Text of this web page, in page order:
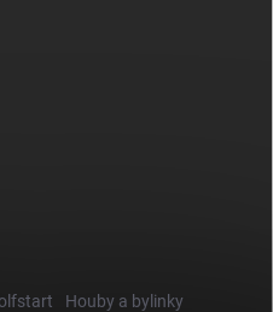
Houby a bylinky